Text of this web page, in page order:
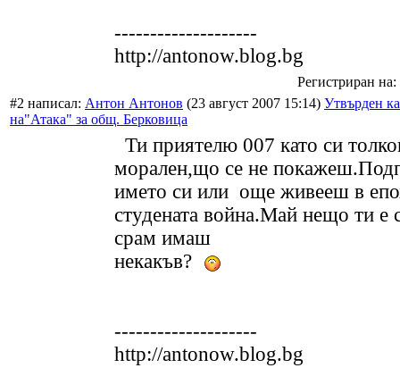
--------------------
http://antonow.blog.bg
Регистриран
#2 написал: Антон Антонов (23 август 2007 15:14) Утвърден
на"Атака" за общ. Берковица
Ти приятелю 007 като си
морален,що се не
името си или още живееш в
студената война.Май нещо ти е
срам имаш
некакъв?
--------------------
http://antonow.blog.bg